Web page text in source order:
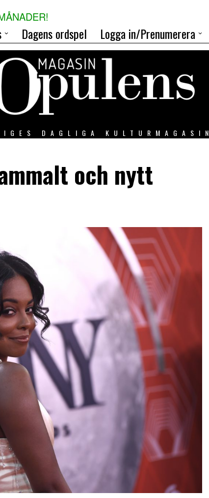
Dagens ordspel Logga in/Prenumerera
DAGLIGA KULTURMAGASIN
och nytt